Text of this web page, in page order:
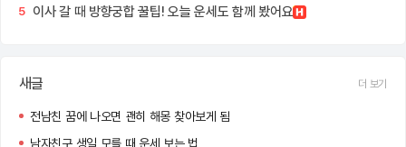
5 이사 갈 때 방향궁합 꿀팁! 오늘 운세도 함께 봤어요
새글 더 보기
전남친 꿈에 나오면 괜히 해몽 찾아보게 됨
남자친구 생일 모를 때 운세 보는 법